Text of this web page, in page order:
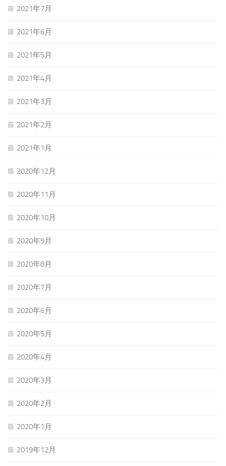
2021年7月
2021年6月
2021年5月
2021年4月
2021年3月
2021年2月
2021年1月
2020年12月
2020年11月
2020年10月
2020年9月
2020年8月
2020年7月
2020年6月
2020年5月
2020年4月
2020年3月
2020年2月
2020年1月
2019年12月